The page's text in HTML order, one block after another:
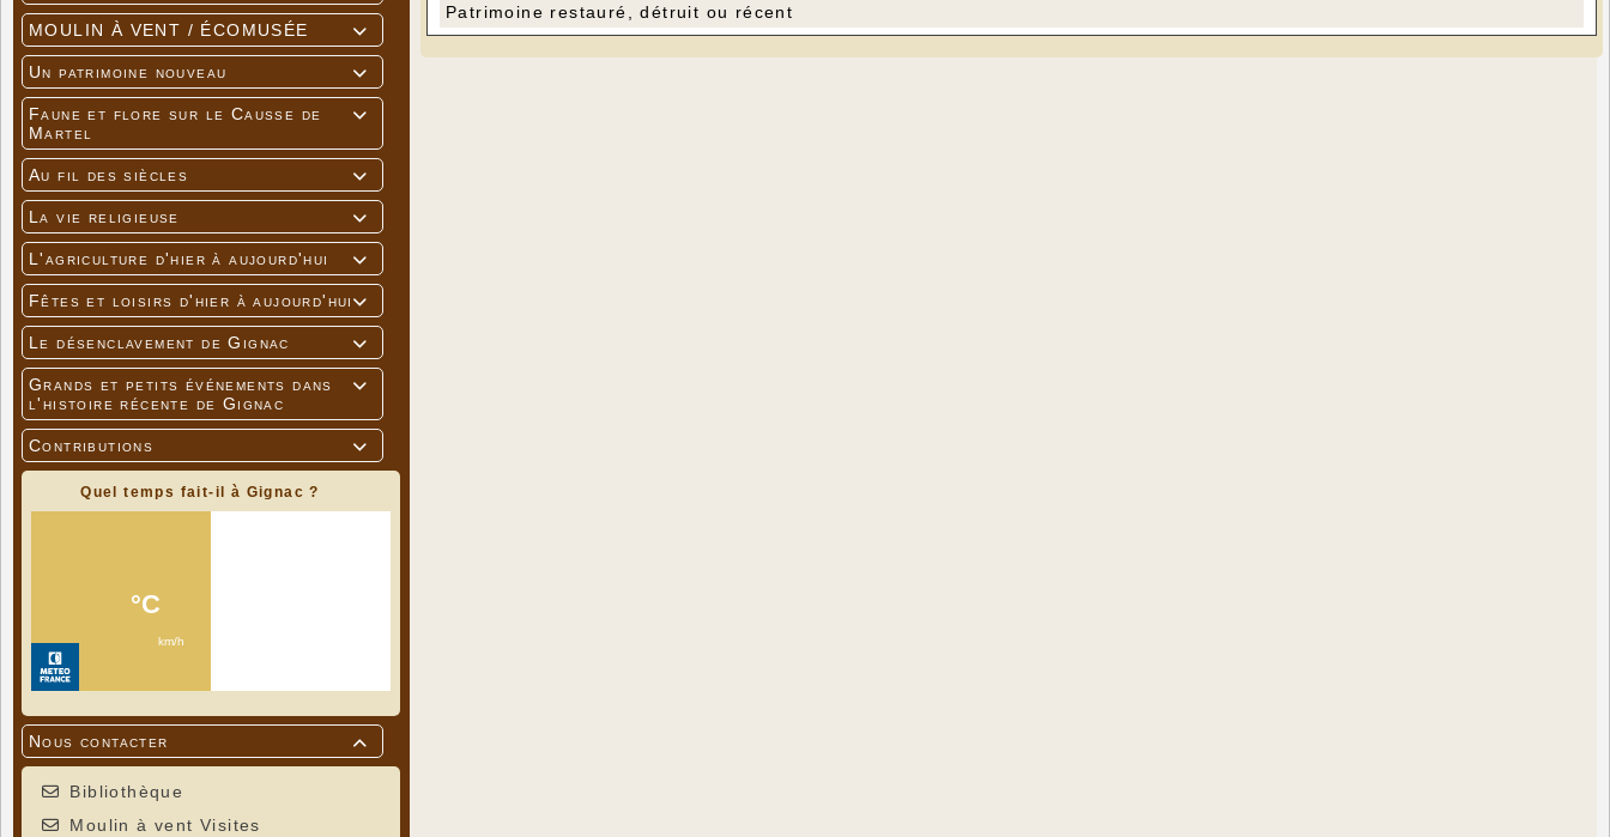

MOULIN À VENT / ÉCOMUSÉE

Un patrimoine nouveau

Faune et flore sur le Causse de
Martel

Au fil des siècles

La vie religieuse

L'agriculture d'hier à aujourd'hui

Fêtes et loisirs d'hier à aujourd'hui

Le désenclavement de Gignac

Grands et petits événements dans
l'histoire récente de Gignac

Contributions
Quel temps fait-il à Gignac ?

Nous contacter
Bibliothèque
Moulin à vent Visites
---
Patrimoine restauré, détruit ou récent